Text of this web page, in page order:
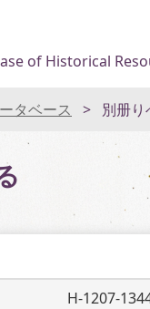
of Historical
タベース 別册り
H-1207-